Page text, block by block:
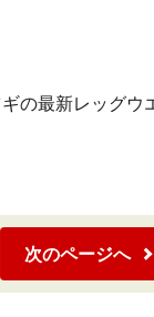
の最新レッグウ
次のページへ